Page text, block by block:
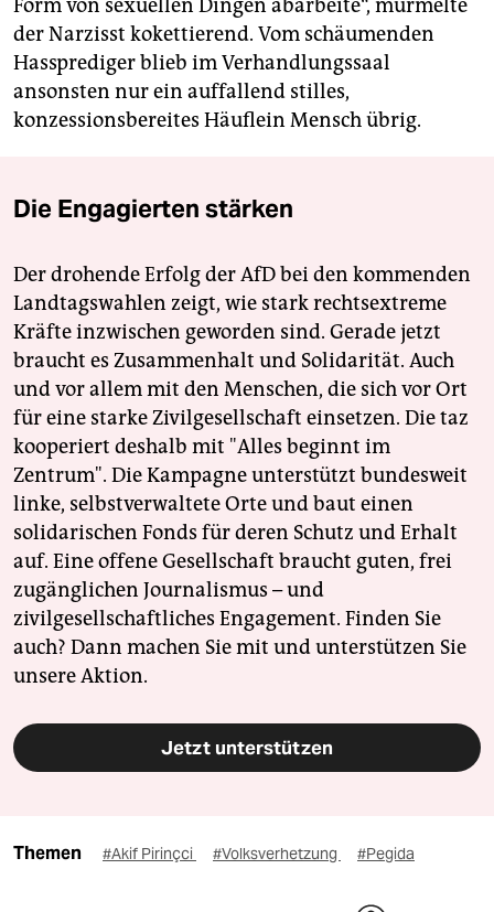
Form von sexuellen Dingen abarbeite“, murmelte
der Narzisst kokettierend. Vom schäumenden
Hassprediger blieb im Verhandlungssaal
ansonsten nur ein auffallend stilles,
konzessionsbereites Häuflein Mensch übrig.
Die Engagierten stärken
Der drohende Erfolg der AfD bei den kommenden
Landtagswahlen zeigt, wie stark rechtsextreme
Kräfte inzwischen geworden sind. Gerade jetzt
braucht es Zusammenhalt und Solidarität. Auch
und vor allem mit den Menschen, die sich vor Ort
für eine starke Zivilgesellschaft einsetzen. Die taz
kooperiert deshalb mit "Alles beginnt im
Zentrum". Die Kampagne unterstützt bundesweit
linke, selbstverwaltete Orte und baut einen
solidarischen Fonds für deren Schutz und Erhalt
auf. Eine offene Gesellschaft braucht guten, frei
zugänglichen Journalismus – und
zivilgesellschaftliches Engagement. Finden Sie
auch? Dann machen Sie mit und unterstützen Sie
unsere Aktion.
Jetzt unterstützen
Themen #Akif Pirinçci #Volksverhetzung #Pegida